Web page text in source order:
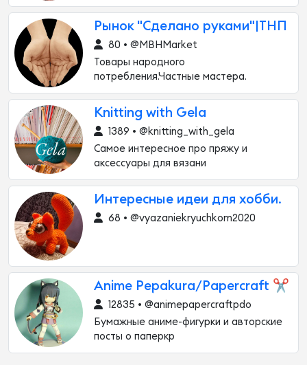
Рынок "Сделано руками"|ТНП
80 • @MBHMarket
Товары народного
потребления.Частные мастера.
Knitting with Gela
1389 • @knitting_with_gela
Самое интересное про пряжу и
аксессуары для вязани
Интересные идеи для хобби.
68 • @vyazaniekryuchkom2020
Anime Pepakura/Papercraft ✂️
12835 • @animepapercraftpdo
Бумажные аниме-фигурки и авторские
посты о паперкр